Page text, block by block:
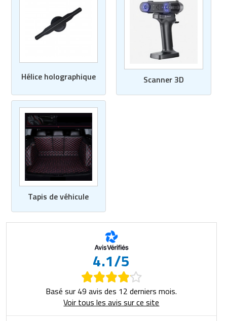
Hélice holographique Scanner 3D
Tapis de véhicule
4.1/5
Basé sur 49 avis des 12 derniers mois.
Voir tous les avis sur ce site